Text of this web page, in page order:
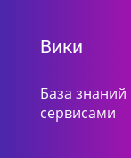
Вики
База
сервисами